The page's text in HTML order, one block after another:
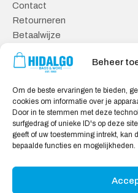
Beheer
Om de beste ervaringen te bieden,
cookies om informatie over je
Door in te stemmen met deze
surfgedrag of unieke ID's op deze
geeft of uw toestemming intrekt, kan
bepaalde functies en mogelijkheden.
Contact
Retourneren
Betaalwijze
Veilig Shoppen
Algemene Voorwaarden
Privacy Verklaring
Cookie Verklaring
Aansprakelijkheid